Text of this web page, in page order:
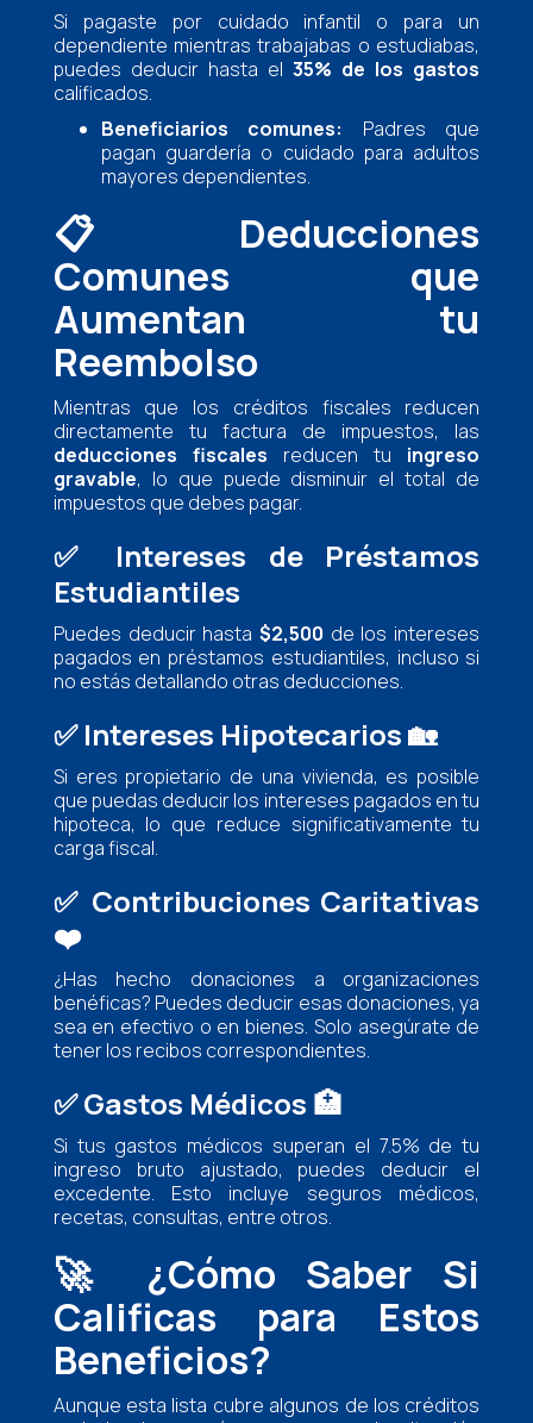
Si pagaste por cuidado infantil o para un
dependiente mientras trabajabas o estudiabas,
puedes deducir hasta el35% de los gastos
calificados.
Beneficiarios comunes:
Padres que
pagan guardería o cuidado para adultos
mayores dependientes.
📋 Deducciones
Comunes que
Aumentan tu
Reembolso
Mientras que los créditos fiscales reducen
directamente tu factura de impuestos, las
deducciones fiscales reducen tu ingreso
gravable, lo que puede disminuir el total de
impuestos que debes pagar.
✅ Intereses de Préstamos
Estudiantiles
Puedes deducir hasta $2,500 de los intereses
pagados en préstamos estudiantiles, incluso si
no estás detallando otras deducciones.
✅Intereses Hipotecarios🏡
Si eres propietario de una vivienda, es posible
que puedas deducir los intereses pagados en tu
hipoteca, lo que reduce significativamente tu
carga fiscal.
✅ Contribuciones Caritativas
❤️
¿Has hecho donaciones a organizaciones
benéficas? Puedes deducir esas donaciones, ya
sea en efectivo o en bienes. Solo asegúrate de
tener los recibos correspondientes.
✅Gastos Médicos 🏥
Si tus gastos médicos superan el 7.5% de tu
ingreso bruto ajustado, puedes deducir el
excedente. Esto incluye seguros médicos,
recetas, consultas, entre otros.
🚀 ¿Cómo Saber Si
Calificas para Estos
Beneficios?
Aunque esta lista cubre algunos de los créditos